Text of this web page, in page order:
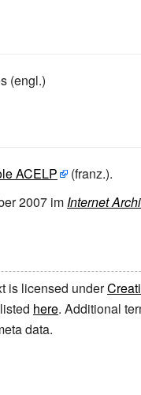
(engl.)
ACELP
(franz.).
2007 imInternet
is licensed under
here. Additional
data.